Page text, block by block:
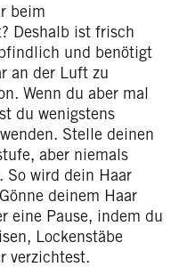
beim
Deshalb ist frisch
und benötigt
an der Luft zu
Wenn du aber mal
du wenigstens
Stelle deinen
aber niemals
So wird dein Haar
deinem Haar
eine Pause, indem du
Lockenstäbe
verzichtest.